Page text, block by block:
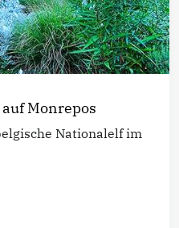
Monrepos
Nationalelf im